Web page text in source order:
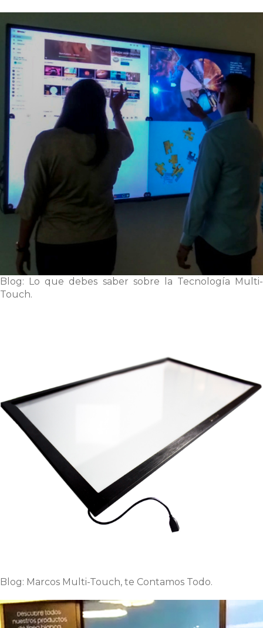
Blog: Lo que debes saber sobre la Tecnología Multi-
Touch.
Blog: Marcos Multi-Touch, te Contamos Todo.